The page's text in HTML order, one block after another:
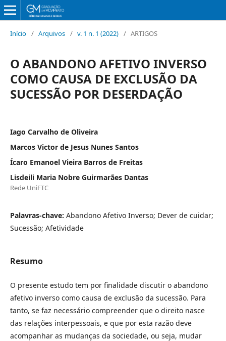
Início / Arquivos / v. 1 n. 1 (2022) / ARTIGOS
O ABANDONO AFETIVO INVERSO
COMO CAUSA DE EXCLUSÃO DA
SUCESSÃO POR DESERDAÇÃO
Iago Carvalho de Oliveira
Marcos Victor de Jesus Nunes Santos
Ícaro Emanoel Vieira Barros de Freitas
Lisdeili Maria Nobre Guirmarães Dantas
Rede UniFTC
Palavras-chave: Abandono Afetivo Inverso; Dever de cuidar;
Sucessão; Afetividade
Resumo
O presente estudo tem por finalidade discutir o abandono
afetivo inverso como causa de exclusão da sucessão. Para
tanto, se faz necessário compreender que o direito nasce
das relações interpessoais, e que por esta razão deve
acompanhar as mudanças da sociedade, ou seja, mudar